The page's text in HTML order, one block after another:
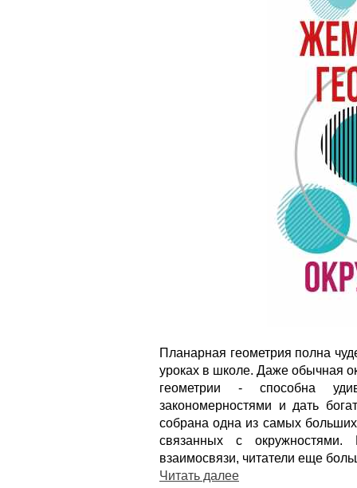
Планарная геометрия полна
уроках в школе. Даже обычная
геометрии - способна
закономерностями и дать
собрана одна из самых
связанных с окружностями.
взаимосвязи, читатели еще
Читать далее